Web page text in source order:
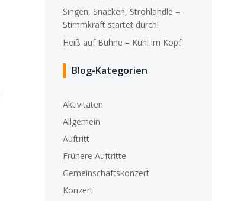
Singen, Snacken, Strohländle –
Stimmkraft startet durch!
Heiß auf Bühne – Kühl im Kopf
Blog-Kategorien
Aktivitäten
Allgemein
Auftritt
Frühere Auftritte
Gemeinschaftskonzert
Konzert